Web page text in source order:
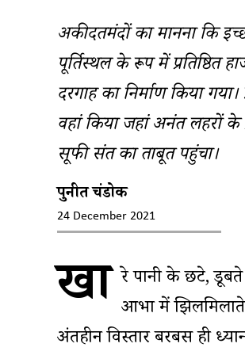
अकीदतमंदों का मानना कि
पूर्तिस्थल के रूप में प्रतिष्ठित
दरगाह का निर्माण किया
वहां किया जहां अनंत लहरों के
सूफी संत का ताबूत पहुंचा।
पुनीत चंडोक
24 December 2021
खा रे पानी के छींटे,
आभा में
अंतहीन विस्तार बरबस ही